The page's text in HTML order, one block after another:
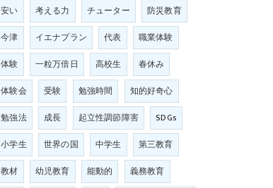
安い
考える力 チューター
防災教育
今津
イエナプラン 代表
職業体験
体験
一粒万倍日 高校生
春休み
体験会
受験 勉強時間
知的好奇心
勉強法
成長 起立性調節障害
SDGs
小学生
世界の国 中学生
第三教育
教材
幼児教育 能動的
義務教育